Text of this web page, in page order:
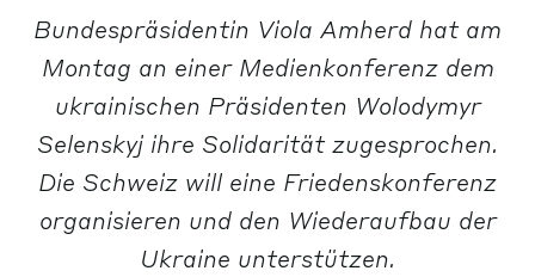
Bundespräsidentin Viola Amherd hat am
Montag an einer Medienkonferenz dem
ukrainischen Präsidenten Wolodymyr
Selenskyj ihre Solidarität zugesprochen.
Die Schweiz will eine Friedenskonferenz
organisieren und den Wiederaufbau der
Ukraine unterstützen.